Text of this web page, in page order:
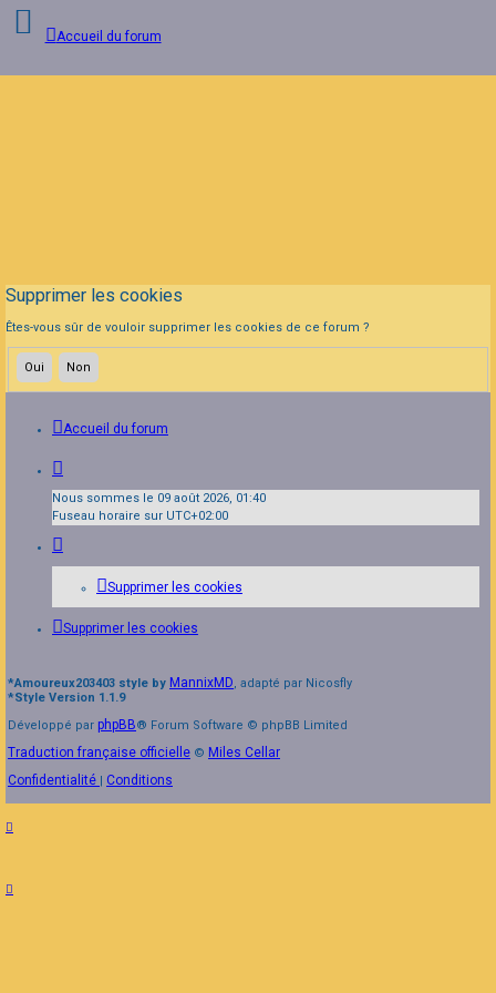
Accueil du forum
Supprimer les cookies
Êtes-vous sûr de vouloir supprimer les cookies de ce forum ?
Accueil du forum
Nous sommes le 09 août 2026, 01:40
Fuseau horaire sur UTC+02:00
Supprimer les cookies
Supprimer les cookies
*Amoureux203403 style by MannixMD, adapté par Nicosfly
*Style Version 1.1.9
Développé par phpBB® Forum Software © phpBB Limited
Traduction française officielle © Miles Cellar
Confidentialité
Conditions